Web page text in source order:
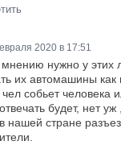
2020 в 17:51
нужно у этих
их автомашины как
чел собьет человека
будет, нет уж
нашей стране